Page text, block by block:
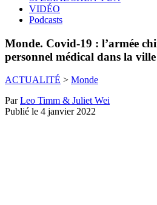
VIDÉO
Podcasts
Monde. Covid-19 : l’armée
personnel médical dans la
ACTUALITÉ > Monde
ParLeo Timm & Juliet Wei
Publié le 4 janvier 2022